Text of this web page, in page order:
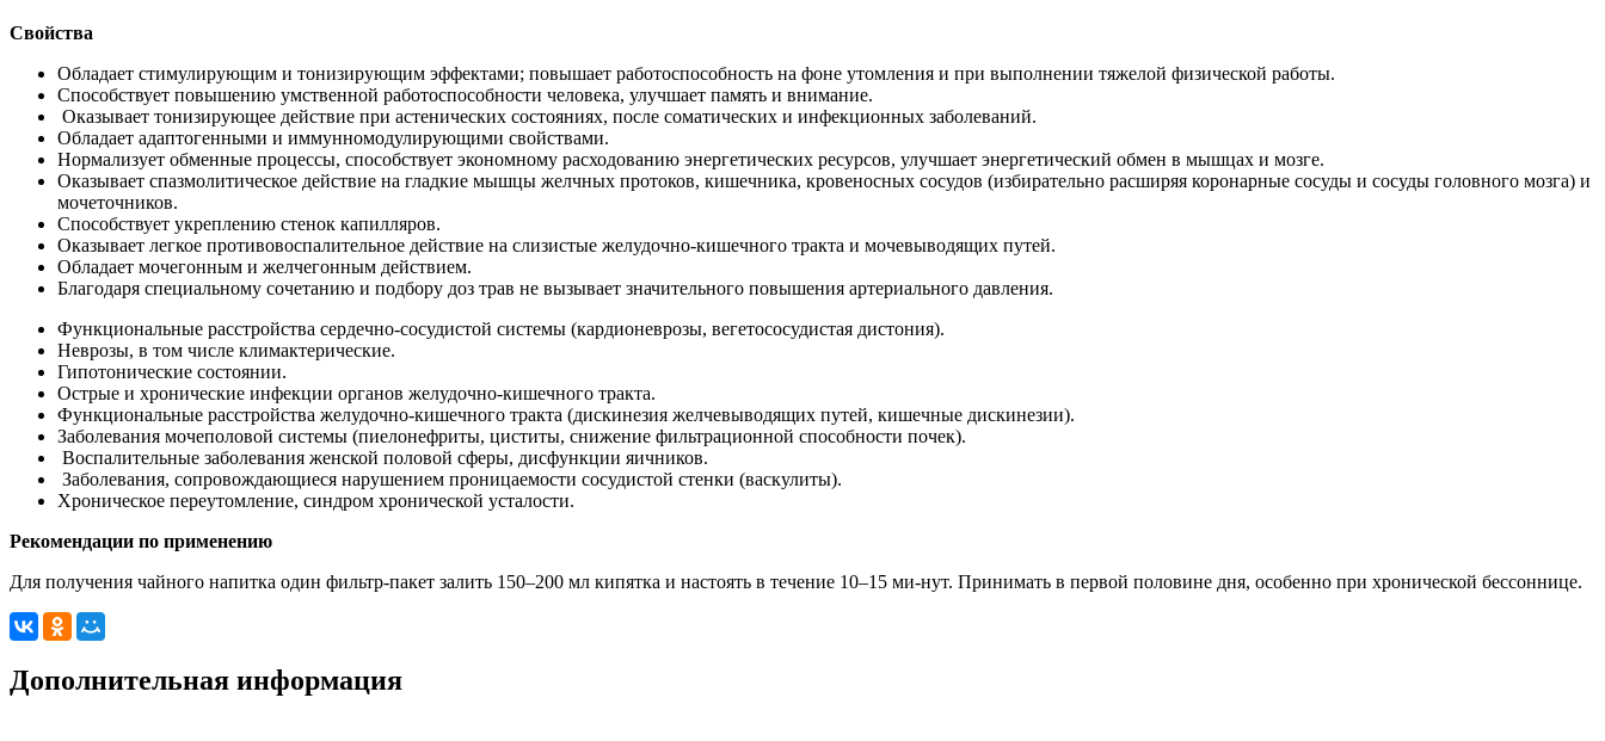
Свойства
Обладает стимулирующим и тонизирующим эффектами; повышает работоспособность на фоне утомления и при выполнении тяжелой физической работы.
Способствует повышению умственной работоспособности человека, улучшает память и внимание.
Оказывает тонизирующее действие при астенических состояниях, после соматических и инфекционных заболеваний.
Обладает адаптогенными и иммунномодулирующими свойствами.
Нормализует обменные процессы, способствует экономному расходованию энергетических ресурсов, улучшает энергетический обмен в мышцах и мозге.
Оказывает спазмолитическое действие на гладкие мышцы желчных протоков, кишечника, кровеносных сосудов (избирательно расширяя коронарные сосуды и сосуды головного мозга) и
мочеточников.
Способствует укреплению стенок капилляров.
Оказывает легкое противовоспалительное действие на слизистые желудочно-кишечного тракта и мочевыводящих путей.
Обладает мочегонным и желчегонным действием.
Благодаря специальному сочетанию и подбору доз трав не вызывает значительного повышения артериального давления.
Функциональные расстройства сердечно-сосудистой системы (кардионеврозы, вегетососудистая дистония).
Неврозы, в том числе климактерические.
Гипотонические состоянии.
Острые и хронические инфекции органов желудочно-кишечного тракта.
Функциональные расстройства желудочно-кишечного тракта (дискинезия желчевыводящих путей, кишечные дискинезии).
Заболевания мочеполовой системы (пиелонефриты, циститы, снижение фильтрационной способности почек).
Воспалительные заболевания женской половой сферы, дисфункции яичников.
Заболевания, сопровождающиеся нарушением проницаемости сосудистой стенки (васкулиты).
Хроническое переутомление, синдром хронической усталости.
Рекомендации по применению
Для получения чайного напитка один фильтр-пакет залить 150–200 мл кипятка и настоять в течение 10–15 ми-нут. Принимать в первой половине дня, особенно при хронической бессоннице.
Дополнительная информация